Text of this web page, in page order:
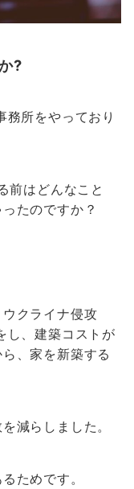
?
務所をやっており
前はどんなこと
たのですか？
クライナ侵攻
し、建築コストが
、家を新築する
減らしました。
ためです。